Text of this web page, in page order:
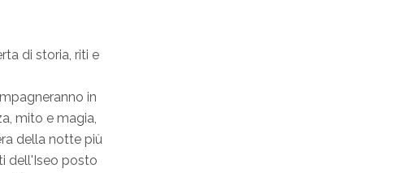
di storia, riti e
in
mito e magia,
della notte più
dell'Iseo posto